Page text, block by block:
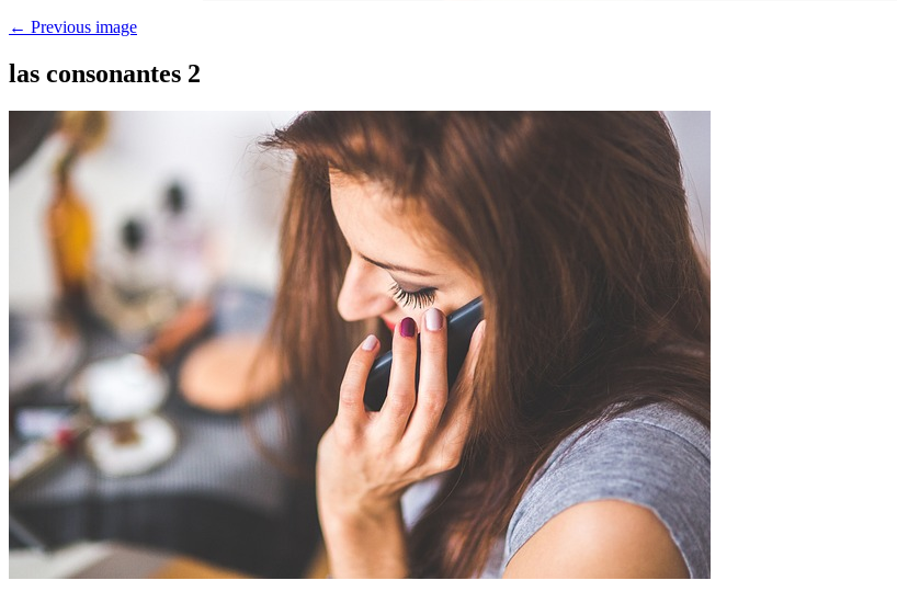
← Previous image
las consonantes 2